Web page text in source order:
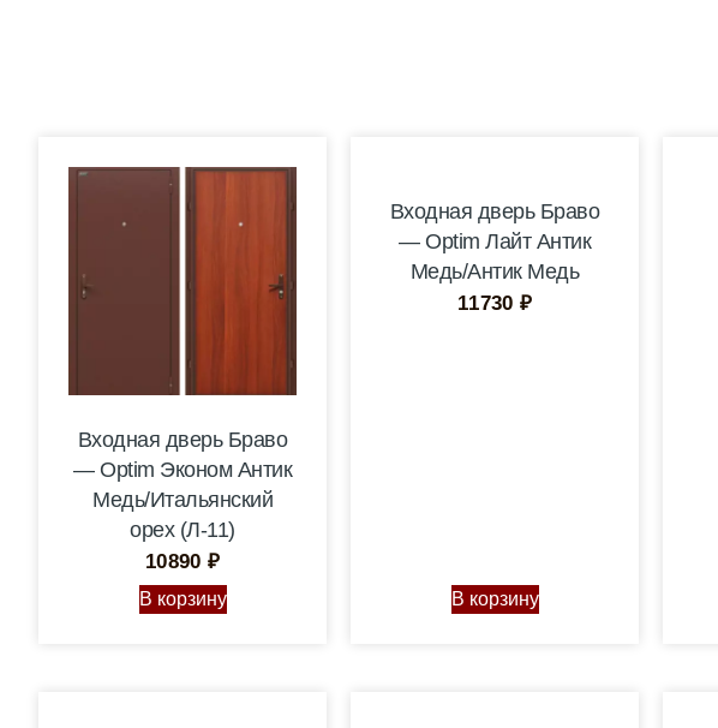
Входная дверь Браво
— Optim Эконом Антик
Медь/Итальянский
орех (Л-11)
10890 ₽
В корзину
Входная дверь Браво
— Optim Лайт Антик
Медь/Антик Медь
11730 ₽
В корзину